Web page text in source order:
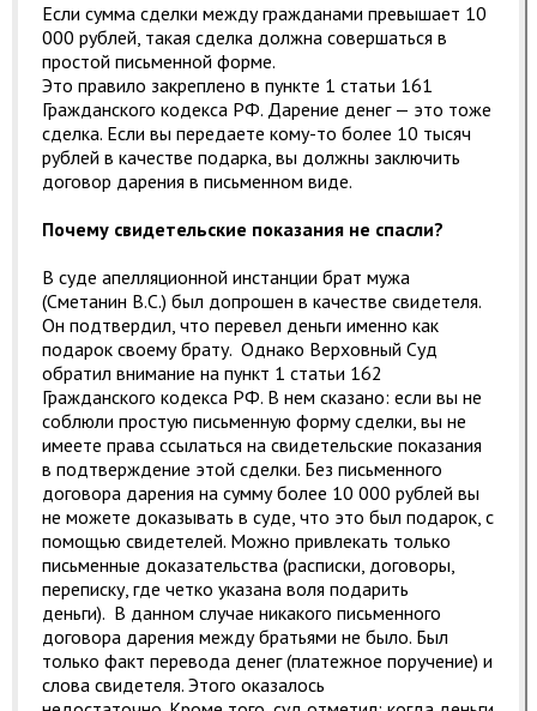
Если сумма сделки между гражданами превышает 10
000 рублей, такая сделка должна совершаться в
простой письменной форме.
Это правило закреплено в пункте 1 статьи 161
Гражданского кодекса РФ. Дарение денег — это тоже
сделка. Если вы передаете кому-то более 10 тысяч
рублей в качестве подарка, вы должны заключить
договор дарения в письменном виде.
Почему свидетельские показания не спасли?
В суде апелляционной инстанции брат мужа
(Сметанин B.C.) был допрошен в качестве свидетеля.
Он подтвердил, что перевел деньги именно как
подарок своему брату. Однако Верховный Суд
обратил внимание на пункт 1 статьи 162
Гражданского кодекса РФ. В нем сказано: если вы не
соблюли простую письменную форму сделки, вы не
имеете права ссылаться на свидетельские показания
в подтверждение этой сделки. Без письменного
договора дарения на сумму более 10 000 рублей вы
не можете доказывать в суде, что это был подарок, с
помощью свидетелей. Можно привлекать только
письменные доказательства (расписки, договоры,
переписку, где четко указана воля подарить
деньги). В данном случае никакого письменного
договора дарения между братьями не было. Был
только факт перевода денег (платежное поручение) и
слова свидетеля. Этого оказалось